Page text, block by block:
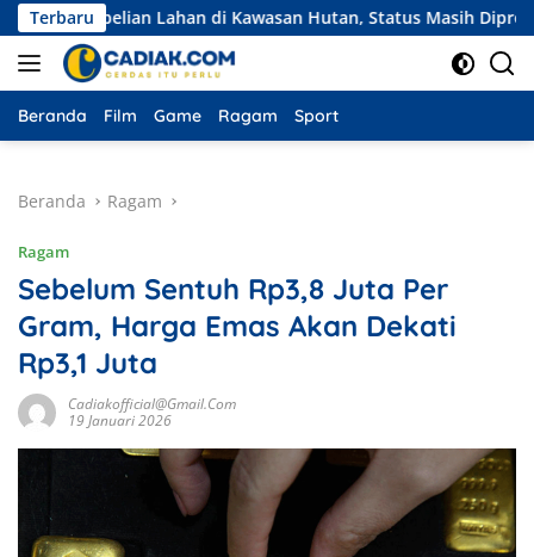
Langsung
ke
konten
TerbaruLahan di Kawasan Hutan, Status Masih Diproses
Beranda Film Game Ragam Sport
Beranda Ragam
Ragam
Sebelum Sentuh Rp3,8 Juta Per
Gram, Harga Emas Akan Dekati
Rp3,1 Juta
Cadiakofficial@gmail.com
19 Januari 2026